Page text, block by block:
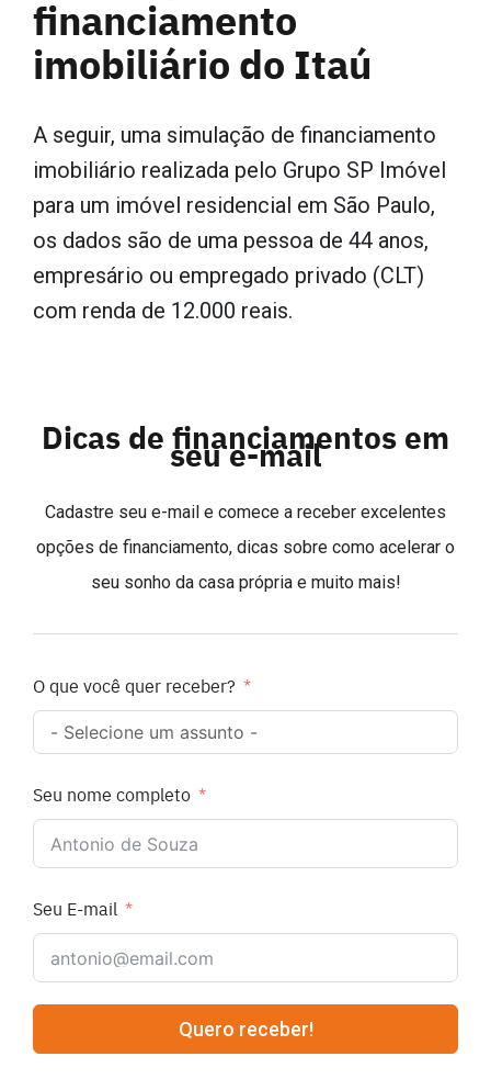
financiamento
imobiliário do Itaú
A seguir, uma simulação de financiamento
imobiliário realizada pelo Grupo SP Imóvel
para um imóvel residencial em São Paulo,
os dados são de uma pessoa de 44 anos,
empresário ou empregado privado (CLT)
com renda de 12.000 reais.
Dicas de financiamentos em
seu e-mail
Cadastre seu e-mail e comece a receber excelentes
opções de financiamento, dicas sobre como acelerar o
seu sonho da casa própria e muito mais!
O que você quer receber?
Seu nome completo
Seu E-mail
Quero receber!